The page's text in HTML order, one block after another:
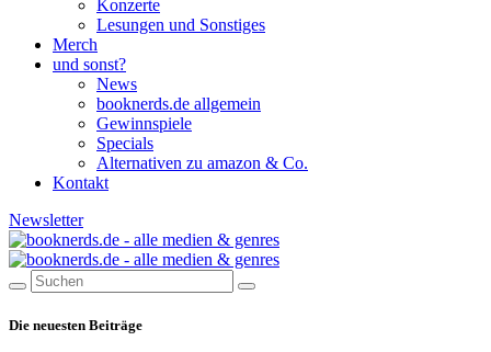
Konzerte
Lesungen und Sonstiges
Merch
und sonst?
News
booknerds.de allgemein
Gewinnspiele
Specials
Alternativen zu amazon & Co.
Kontakt
Newsletter
Die neuesten Beiträge